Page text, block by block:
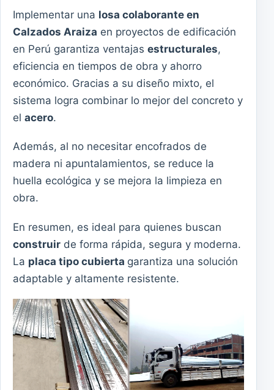
Implementar una losa colaborante en
Calzados Araiza en proyectos de edificación
en Perú garantiza ventajas estructurales,
eficiencia en tiempos de obra y ahorro
económico. Gracias a su diseño mixto, el
sistema logra combinar lo mejor del concreto y
el acero.
Además, al no necesitar encofrados de
madera ni apuntalamientos, se reduce la
huella ecológica y se mejora la limpieza en
obra.
En resumen, es ideal para quienes buscan
construir de forma rápida, segura y moderna.
La placa tipo cubierta garantiza una solución
adaptable y altamente resistente.